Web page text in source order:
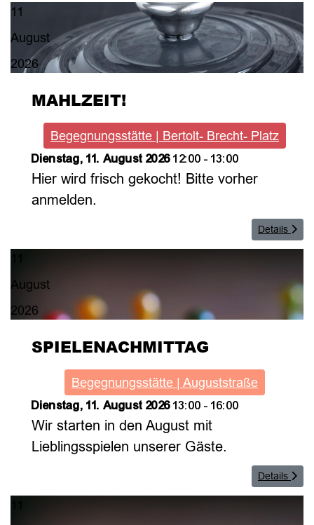
11
August
2026
MAHLZEIT!
Begegnungsstätte | Bertolt- Brecht- Platz
Dienstag, 11. August 202612:00 - 13:00
Hier wird frisch gekocht! Bitte vorher
anmelden.
Details
August
2026
SPIELENACHMITTAG
Begegnungsstätte | Auguststraße
Dienstag, 11. August 202613:00 - 16:00
Wir starten in den August mit
Lieblingsspielen unserer Gäste.
Details